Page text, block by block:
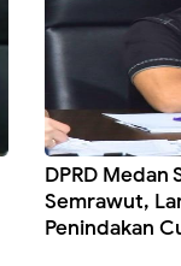
DPRD Medan
Semrawut,
Penindakan